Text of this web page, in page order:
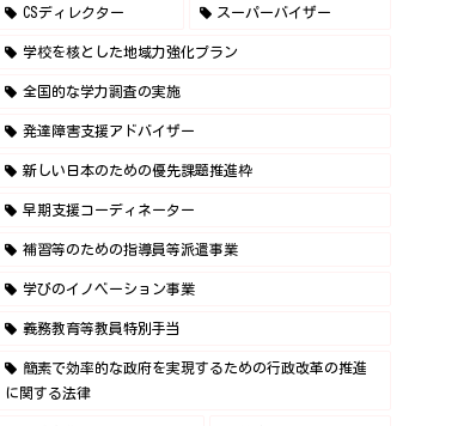
CSディレクター スーパーバイザー
学校を核とした地域力強化プラン
全国的な学力調査の実施
発達障害支援アドバイザー
新しい日本のための優先課題推進枠
早期支援コーディネーター
補習等のための指導員等派遣事業
学びのイノベーション事業
義務教育等教員特別手当
簡素で効率的な政府を実現するための行政改革の推進
に関する法律